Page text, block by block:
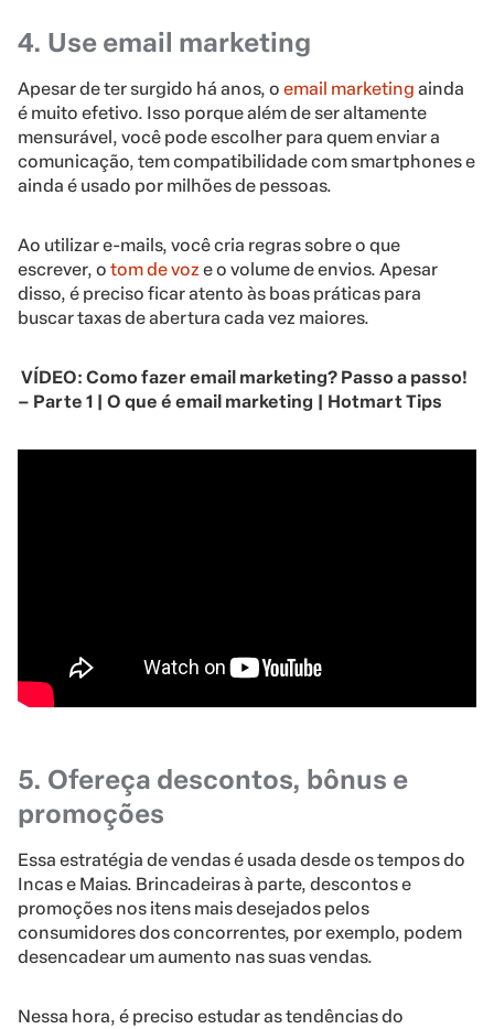
4. Use email marketing
Apesar de ter surgido há anos, o email marketing ainda
é muito efetivo. Isso porque além de ser altamente
mensurável, você pode escolher para quem enviar a
comunicação, tem compatibilidade com smartphones e
ainda é usado por milhões de pessoas.
Ao utilizar e-mails, você cria regras sobre o que
escrever, o tom de voz e o volume de envios. Apesar
disso, é preciso ficar atento às boas práticas para
buscar taxas de abertura cada vez maiores.
VÍDEO: Como fazer email marketing? Passo a passo!
– Parte 1 | O que é email marketing | Hotmart Tips
5. Ofereça descontos, bônus e
promoções
Essa estratégia de vendas é usada desde os tempos do
Incas e Maias. Brincadeiras à parte, descontos e
promoções nos itens mais desejados pelos
consumidores dos concorrentes, por exemplo, podem
desencadear um aumento nas suas vendas.
Nessa hora, é preciso estudar as tendências do